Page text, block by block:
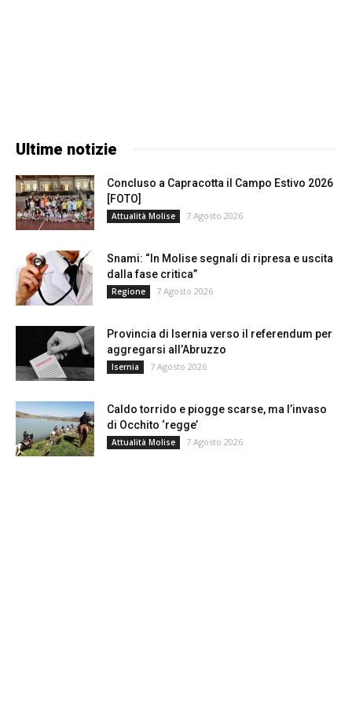
Ultime notizie
Concluso a Capracotta il Campo Estivo 2026
[FOTO]
Attualità Molise 7 Agosto 2026
Snami: “In Molise segnali di ripresa e uscita
dalla fase critica”
Regione 7 Agosto 2026
Provincia di Isernia verso il referendum per
aggregarsi all’Abruzzo
Isernia 7 Agosto 2026
Caldo torrido e piogge scarse, ma l’invaso
di Occhito ‘regge’
Attualità Molise 7 Agosto 2026